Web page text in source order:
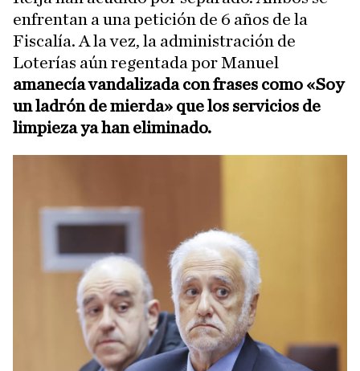
enfrentan a una petición de 6 años de la
Fiscalía. A la vez, la administración de
Loterías aún regentada por Manuel
amanecía vandalizada con frases como «Soy
un ladrón de mierda» que los servicios de
limpieza ya han eliminado.